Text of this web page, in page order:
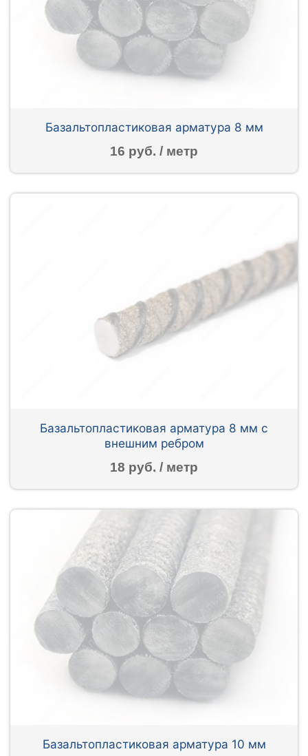
Базальтопластиковая арматура 8 мм
16 руб. / метр
Базальтопластиковая арматура 8 мм с
внешним ребром
18 руб. / метр
Базальтопластиковая арматура 10 мм